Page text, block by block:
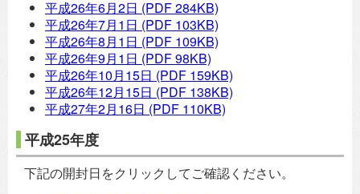
平成26年6月2日 (PDF 284KB)
平成26年7月1日 (PDF 103KB)
平成26年8月1日 (PDF 109KB)
平成26年9月1日 (PDF 98KB)
平成26年10月15日 (PDF 159KB)
平成26年12月15日 (PDF 138KB)
平成27年2月16日 (PDF 110KB)
平成25年度
下記の開封日をクリックしてご確認ください。